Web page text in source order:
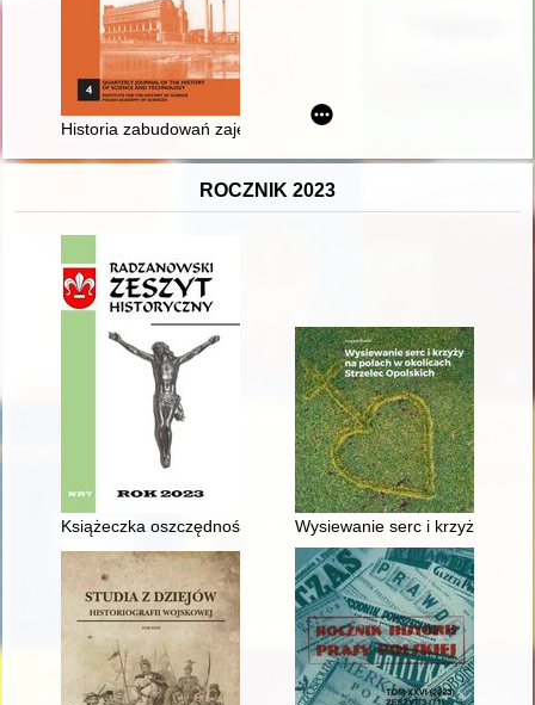
Historia zabudowań zajezdni przy ulicy Łazienkowskiej 8 w
ROCZNIK 2023
Książeczka oszczędnościowa Franciszka Gorządzielskiego,
Wysiewanie serc i krzyży na